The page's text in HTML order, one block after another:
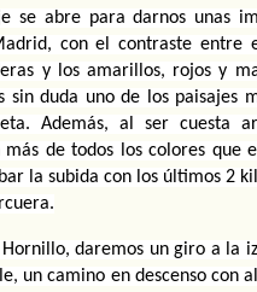
se abre para darnos unas
con el contraste entre
y los amarillos, rojos y
sin duda uno de los paisajes
Además, al ser cuesta
de todos los colores que
la subida con los últimos 2
daremos un giro a la
un camino en descenso con